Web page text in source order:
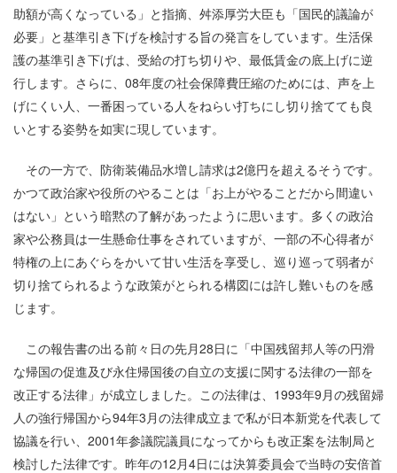
助額が高くなっている」と指摘、舛添厚労大臣も「国民的議論が
必要」と基準引き下げを検討する旨の発言をしています。生活保
護の基準引き下げは、受給の打ち切りや、最低賃金の底上げに逆
行します。さらに、08年度の社会保障費圧縮のためには、声を上
げにくい人、一番困っている人をねらい打ちにし切り捨てても良
いとする姿勢を如実に現しています。
その一方で、防衛装備品水増し請求は2億円を超えるそうです。
かつて政治家や役所のやることは「お上がやることだから間違い
はない」という暗黙の了解があったように思います。多くの政治
家や公務員は一生懸命仕事をされていますが、一部の不心得者が
特権の上にあぐらをかいて甘い生活を享受し、巡り巡って弱者が
切り捨てられるような政策がとられる構図には許し難いものを感
じます。
この報告書の出る前々日の先月28日に「中国残留邦人等の円滑
な帰国の促進及び永住帰国後の自立の支援に関する法律の一部を
改正する法律」が成立しました。この法律は、1993年9月の残留婦
人の強行帰国から94年3月の法律成立まで私が日本新党を代表して
協議を行い、2001年参議院議員になってからも改正案を法制局と
検討した法律です。昨年の12月4日には決算委員会で当時の安倍首